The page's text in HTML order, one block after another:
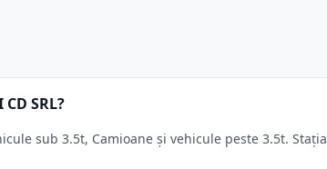
SRL?
sub 3.5t, Camioane și vehicule peste 3.5t. Stația